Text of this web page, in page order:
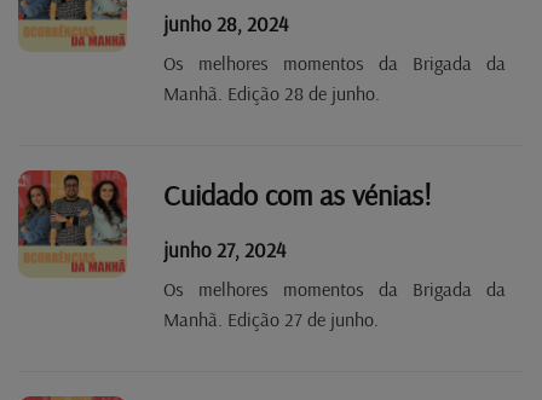
junho 28, 2024
Os melhores momentos da Brigada da
Manhã. Edição 28 de junho.
Cuidado com as vénias!
junho 27, 2024
Os melhores momentos da Brigada da
Manhã. Edição 27 de junho.